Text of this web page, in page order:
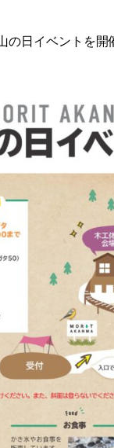
日イベントを開